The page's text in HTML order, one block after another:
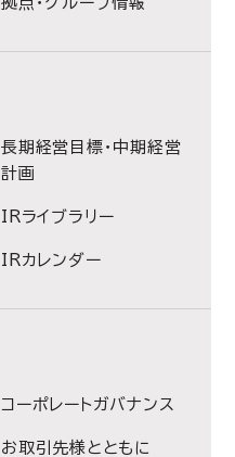
長期経営目標・中期経営
計画
IRライブラリー
IRカレンダー
コーポレートガバナンス
お取引先様とともに